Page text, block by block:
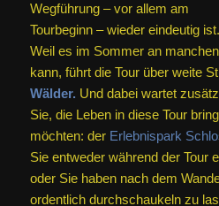
Wegführung – vor allem am
Tourbeginn – wieder eindeutig ist.
Weil es im Sommer an
kann, führt die Tour über weite
Wälder. Und dabei wartet
Sie, die Leben in diese Tour
möchten: der Erlebnispark
Sie entweder während der Tour
oder Sie haben nach dem
ordentlich durchschaukeln zu